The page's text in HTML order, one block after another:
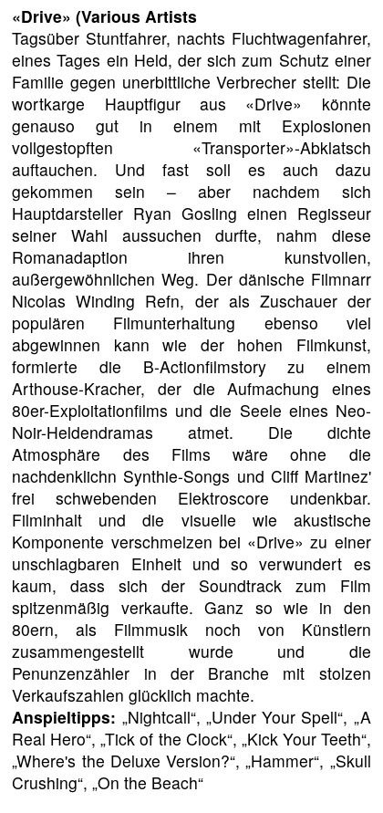
«Drive» (Various Artists
Tagsüber Stuntfahrer, nachts Fluchtwagenfahrer,
eines Tages ein Held, der sich zum Schutz einer
Familie gegen unerbittliche Verbrecher stellt: Die
wortkarge Hauptfigur aus «Drive» könnte
genauso gut in einem mit Explosionen
vollgestopften «Transporter»-Abklatsch
auftauchen. Und fast soll es auch dazu
gekommen sein – aber nachdem sich
Hauptdarsteller Ryan Gosling einen Regisseur
seiner Wahl aussuchen durfte, nahm diese
Romanadaption ihren kunstvollen,
außergewöhnlichen Weg. Der dänische Filmnarr
Nicolas Winding Refn, der als Zuschauer der
populären Filmunterhaltung ebenso viel
abgewinnen kann wie der hohen Filmkunst,
formierte die B-Actionfilmstory zu einem
Arthouse-Kracher, der die Aufmachung eines
80er-Exploitationfilms und die Seele eines Neo-
Noir-Heldendramas atmet. Die dichte
Atmosphäre des Films wäre ohne die
nachdenklichn Synthie-Songs und Cliff Martinez'
frei schwebenden Elektroscore undenkbar.
Filminhalt und die visuelle wie akustische
Komponente verschmelzen bei «Drive» zu einer
unschlagbaren Einheit und so verwundert es
kaum, dass sich der Soundtrack zum Film
spitzenmäßig verkaufte. Ganz so wie in den
80ern, als Filmmusik noch von Künstlern
zusammengestellt wurde und die
Penunzenzähler in der Branche mit stolzen
Verkaufszahlen glücklich machte.
Anspieltipps: „Nightcall“, „Under Your Spell“, „A
Real Hero“, „Tick of the Clock“, „Kick Your Teeth“,
„Where's the Deluxe Version?“, „Hammer“, „Skull
Crushing“, „On the Beach“